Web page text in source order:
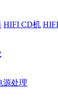
HIFI CD机
源处理